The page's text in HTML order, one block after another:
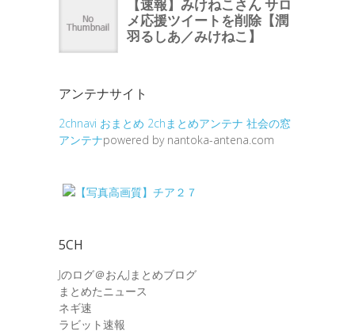
アンテナサイト
2chnavi おまとめ 2chまとめアンテナ 社会の窓
アンテナpowered by nantoka-antena.com
5CH
Jのログ＠おんJまとめブログ
まとめたニュース
ネギ速
ラビット速報